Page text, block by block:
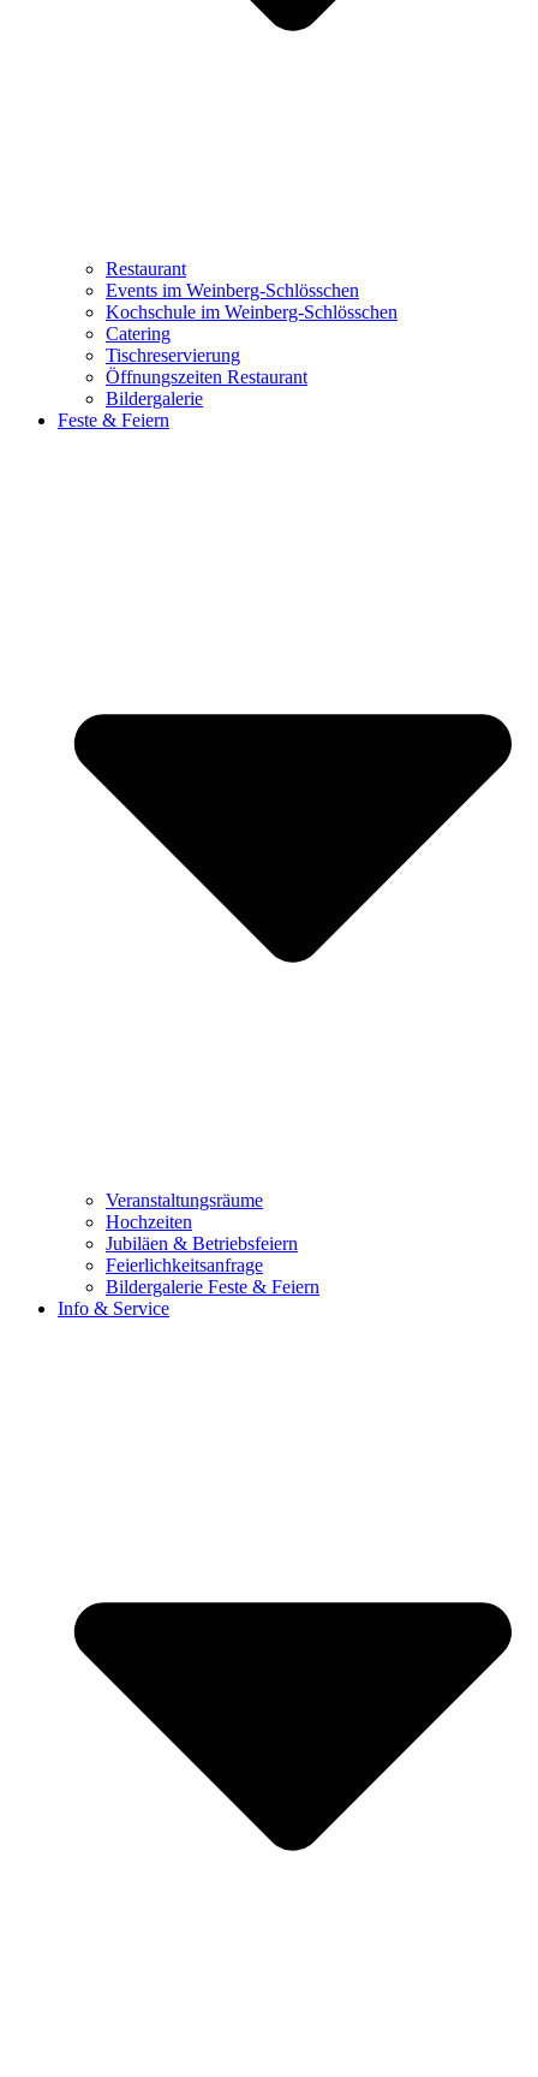
Restaurant
Events im Weinberg-Schlösschen
Kochschule im Weinberg-Schlösschen
Catering
Tischreservierung
Öffnungszeiten Restaurant
Bildergalerie
Feste & Feiern
Veranstaltungsräume
Hochzeiten
Jubiläen & Betriebsfeiern
Feierlichkeitsanfrage
Bildergalerie Feste & Feiern
Info & Service